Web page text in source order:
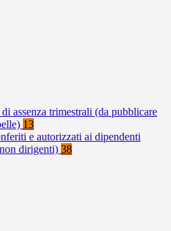
di assenza trimestrali (da pubblicare
13
e autorizzati ai dipendenti
dirigenti) 38